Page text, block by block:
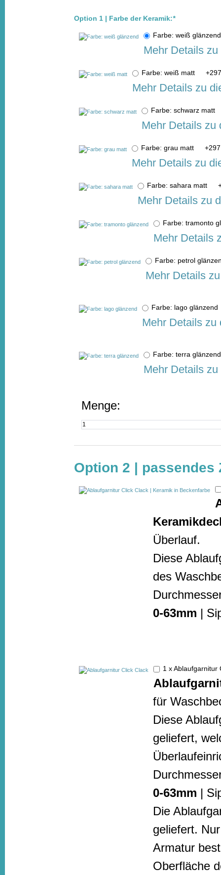
Option 1 | Farbe der Keramik:*
Farbe: weiß
Mehr Details
Farbe: weiß matt +
Mehr Details zu
Farbe: schwarz matt
Mehr Details zu
Farbe: grau matt +
Mehr Details zu
Farbe: sahara matt
Mehr Details zu
Farbe: tramonto
Mehr Details
Farbe: petrol
Mehr Details
Farbe: lago
Mehr Details zu
Farbe: terra
Mehr Details
Menge:
Option 2 | passendes
Überlauf.
Diese
des
0-63mm |
1 x
für
Diese
geliefert,
0-63mm |
Die
geliefert.
Armatur
Oberfläche